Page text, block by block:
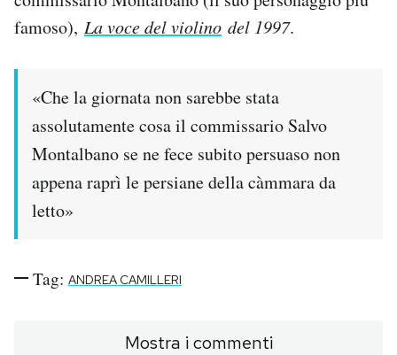
Area Personale
Newsletter
Notifiche mobile
Hai bisogno di aiuto?
Esci
famoso), La voce del violino del 1997.
«Che la giornata non sarebbe stata
assolutamente cosa il commissario Salvo
Montalbano se ne fece subito persuaso non
appena raprì le persiane della càmmara da
letto»
Tag: ANDREA CAMILLERI
Mostra i commenti